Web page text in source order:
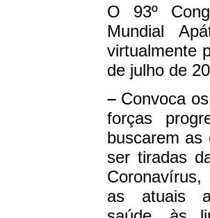
O 93º
Mundial
virtualmente
de julho de
– Convoca
forças
buscarem as
ser tiradas
as atuais